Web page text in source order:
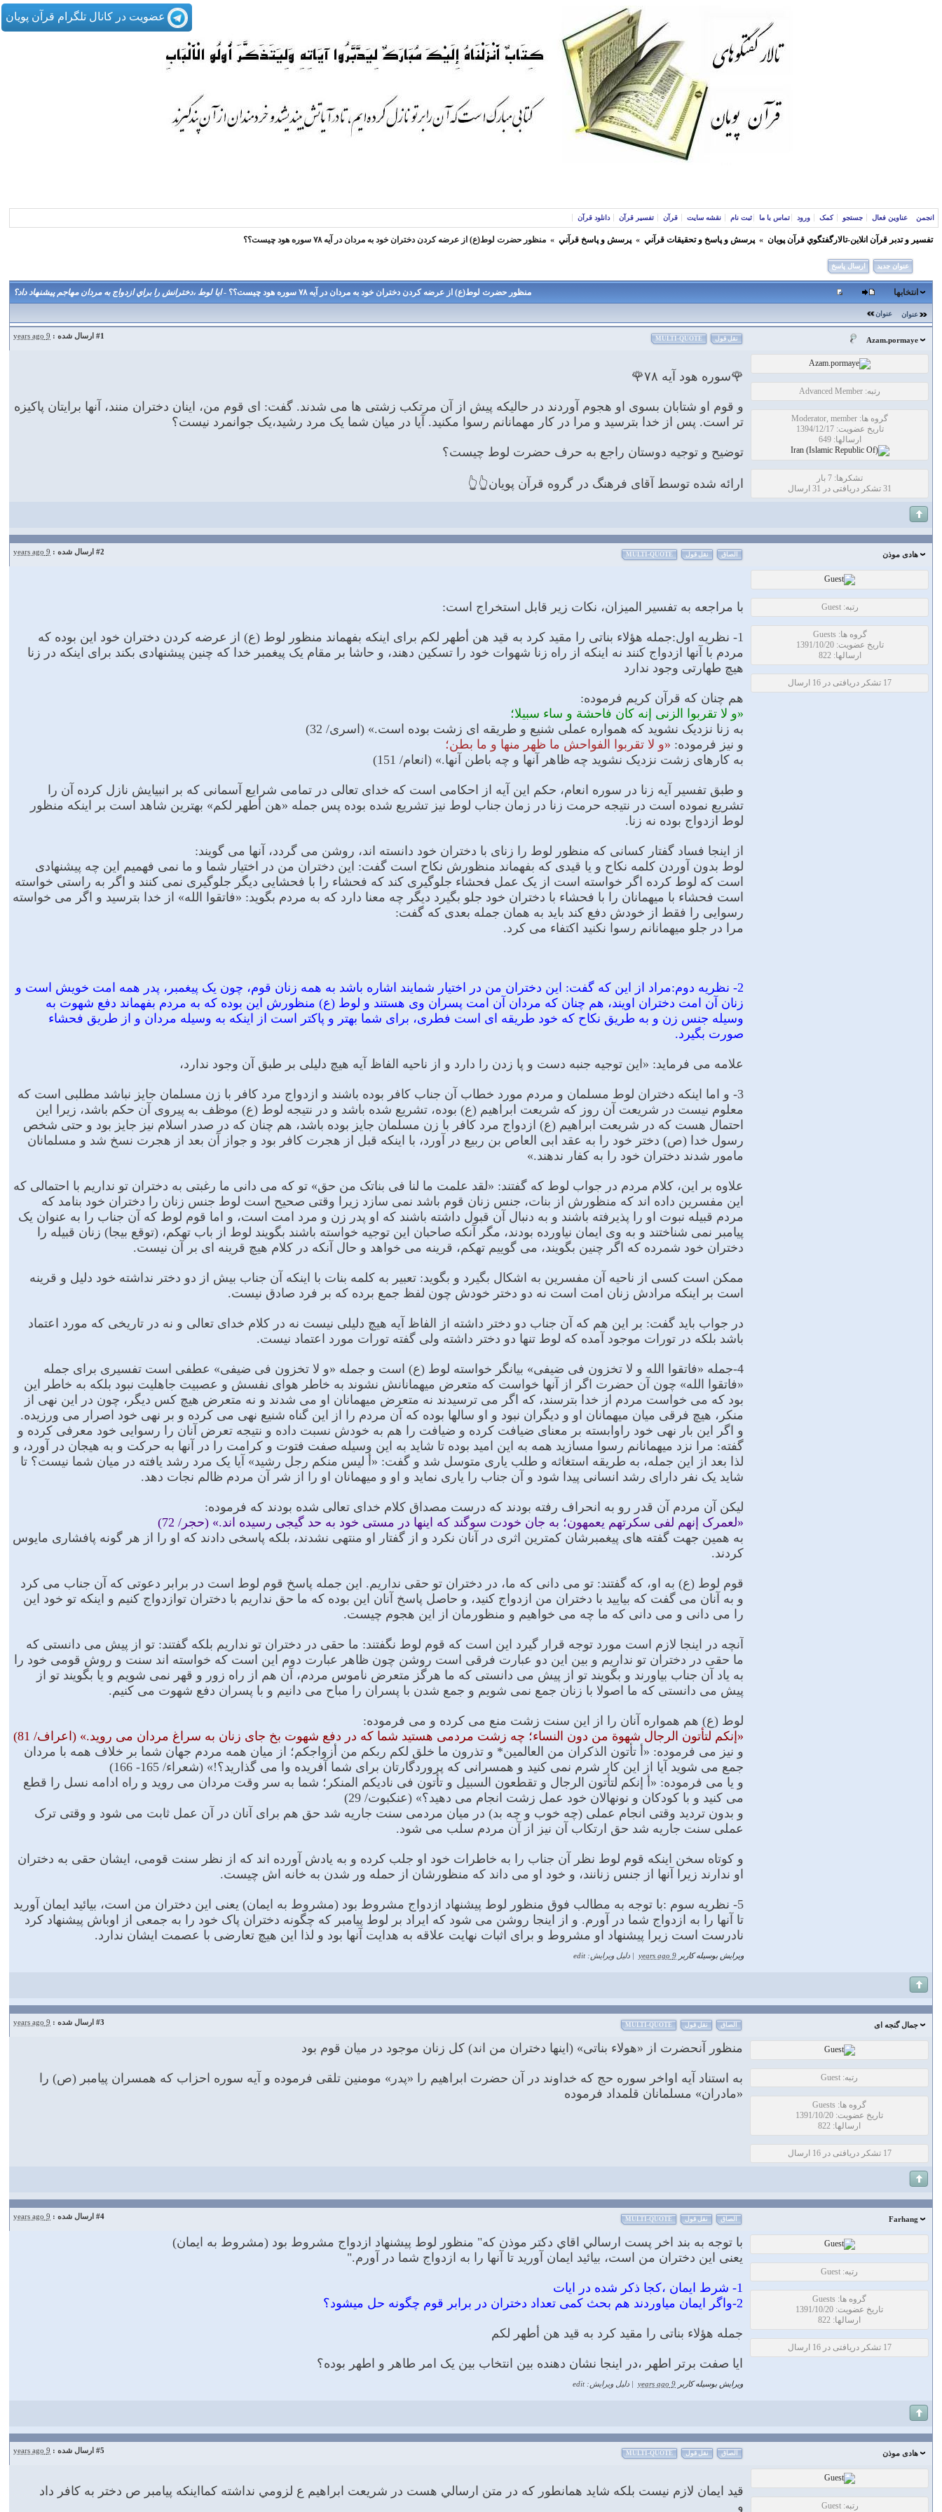
عضویت در کانال تلگرام قرآن پویان
انجمن عناوین فعال جستجو کمک ورود تماس با ما ثبت نام نقشه سایت قرآن تفسیر قرآن دانلود قرآن
تفسير و‌ تدبر قرآن انلاين-تالارگفتگوي قرآن پویان » پرسش و پاسخ و تحقيقات قرآني » پرسش و پاسخ قرآني » منظور حضرت لوط(ع) از عرضه کردن دختران خود به مردان در آیه ۷۸ سوره هود چیست؟؟
عنوان جدید ارسال پاسخ
منظور حضرت لوط(ع) از عرضه کردن دختران خود به مردان در آیه ۷۸ سوره هود چیست؟؟ - ايا لوط ،دخترانش را براي ازدواج به مردان مهاجم پيشنهاد داد؟ انتخابها
عنوان عنوان
Azam.pormaye
#1 ارسال شده : 9 years ago نقل قول MULTI-QUOTE
رتبه: Advanced Member
گروه ها: Moderator, member
تاریخ عضویت: 1394/12/17
ارسالها: 649
تشکرها: 7 بار
31 تشکر دریافتی در 31 ارسال
🌹سوره هود آیه ۷۸🌹
و قوم او شتابان بسوی او هجوم آوردند در حالیکه پیش از آن مرتکب زشتی ها می شدند. گفت: ای قوم من، اینان دختران منند، آنها برایتان پاکیزه
تر است. پس از خدا بترسید و مرا در کار مهمانانم رسوا مکنید. آیا در میان شما یک مرد رشید،یک جوانمرد نیست؟
توضیح و توجیه دوستان راجع به حرف حضرت لوط چیست؟
ارائه شده توسط آقای فرهنگ در گروه قرآن پویان👆👆
هادی موذن #2 ارسال شده : 9 years ago الصاق نقل قول MULTI-QUOTE
رتبه: Guest
گروه ها: Guests
تاریخ عضویت: 1391/10/20
ارسالها: 822
17 تشکر دریافتی در 16 ارسال
با مراجعه به تفسير الميزان، نكات زير قابل استخراج است:
1- نظريه اول:جمله هؤلاء بناتی را مقید کرد به قید هن أطهر لکم براى اینکه بفهماند منظور لوط (ع) از عرضه کردن دختران خود این بوده که
مردم با آنها ازدواج کنند نه اینکه از راه زنا شهوات خود را تسکین دهند، و حاشا بر مقام یک پیغمبر خدا که چنین پیشنهادى بکند براى اینکه در زنا
هیچ طهارتى وجود ندارد
هم چنان که قرآن کریم فرموده:
«و لا تقربوا الزنى إنه کان فاحشة و ساء سبیلا؛
به زنا نزدیک نشوید که همواره عملى شنیع و طریقه اى زشت بوده است.» (اسرى/ 32)
و نیز فرموده: «و لا تقربوا الفواحش ما ظهر منها و ما بطن؛
به کارهاى زشت نزدیک نشوید چه ظاهر آنها و چه باطن آنها.» (انعام/ 151)
و طبق تفسیر آیه زنا در سوره انعام، حکم این آیه از احکامى است که خداى تعالى در تمامى شرایع آسمانى که بر انبیایش نازل کرده آن را
تشریع نموده است در نتیجه حرمت زنا در زمان جناب لوط نیز تشریع شده بوده پس جمله «هن أطهر لکم» بهترین شاهد است بر اینکه منظور
لوط ازدواج بوده نه زنا.
از اینجا فساد گفتار کسانی که منظور لوط را زناى با دختران خود دانسته اند، روشن مى گردد، آنها می گویند:
لوط بدون آوردن کلمه نکاح و یا قیدى که بفهماند منظورش نکاح است گفت: این دختران من در اختیار شما و ما نمى فهمیم این چه پیشنهادى
است که لوط کرده اگر خواسته است از یک عمل فحشاء جلوگیرى کند که فحشاء را با فحشایى دیگر جلوگیرى نمى کنند و اگر به راستى خواسته
است فحشاء با میهمانان را با فحشاء با دختران خود جلو بگیرد دیگر چه معنا دارد که به مردم بگوید: «فاتقوا الله» از خدا بترسید و اگر مى خواسته
رسوایى را فقط از خودش دفع کند باید به همان جمله بعدى که گفت:
مرا در جلو میهمانانم رسوا نکنید اکتفاء مى کرد.
2- نظريه دوم:مراد از این که گفت: این دختران من در اختیار شمایند اشاره باشد به همه زنان قوم، چون یک پیغمبر، پدر همه امت خویش است و
زنان آن امت دختران اویند، هم چنان که مردان آن امت پسران وى هستند و لوط (ع) منظورش این بوده که به مردم بفهماند دفع شهوت به
وسیله جنس زن و به طریق نکاح که خود طریقه اى است فطرى، براى شما بهتر و پاکتر است از اینکه به وسیله مردان و از طریق فحشاء
صورت بگیرد.
علامه می فرماید: «این توجیه جنبه دست و پا زدن را دارد و از ناحیه الفاظ آیه هیچ دلیلى بر طبق آن وجود ندارد،
3- و اما اینکه دختران لوط مسلمان و مردم مورد خطاب آن جناب کافر بوده باشند و ازدواج مرد کافر با زن مسلمان جایز نباشد مطلبى است که
معلوم نیست در شریعت آن روز که شریعت ابراهیم (ع) بوده، تشریع شده باشد و در نتیجه لوط (ع) موظف به پیروى آن حکم باشد، زیرا این
احتمال هست که در شریعت ابراهیم (ع) ازدواج مرد کافر با زن مسلمان جایز بوده باشد، هم چنان که در صدر اسلام نیز جایز بود و حتى شخص
رسول خدا (ص) دختر خود را به عقد ابى العاص بن ربیع در آورد، با اینکه قبل از هجرت کافر بود و جواز آن بعد از هجرت نسخ شد و مسلمانان
مامور شدند دختران خود را به کفار ندهند.»
علاوه بر این، کلام مردم در جواب لوط که گفتند: «لقد علمت ما لنا فی بناتک من حق» تو که مى دانى ما رغبتى به دختران تو نداریم با احتمالى که
این مفسرین داده اند که منظورش از بنات، جنس زنان قوم باشد نمى سازد زیرا وقتى صحیح است لوط جنس زنان را دختران خود بنامد که
مردم قبیله نبوت او را پذیرفته باشند و به دنبال آن قبول داشته باشند که او پدر زن و مرد امت است، و اما قوم لوط که آن جناب را به عنوان یک
پیامبر نمى شناختند و به وى ایمان نیاورده بودند، مگر آنکه صاحبان این توجیه خواسته باشند بگویند لوط از باب تهکم، (توقع بیجا) زنان قبیله را
دختران خود شمرده که اگر چنین بگویند، مى گوییم تهکم، قرینه مى خواهد و حال آنکه در کلام هیچ قرینه اى بر آن نیست.
ممکن است کسى از ناحیه آن مفسرین به اشکال بگیرد و بگوید: تعبیر به کلمه بنات با اینکه آن جناب بیش از دو دختر نداشته خود دلیل و قرینه
است بر اینکه مرادش زنان امت است نه دو دختر خودش چون لفظ جمع برده که بر فرد صادق نیست.
در جواب باید گفت: بر این هم که آن جناب دو دختر داشته از الفاظ آیه هیچ دلیلى نیست نه در کلام خداى تعالى و نه در تاریخى که مورد اعتماد
باشد بلکه در تورات موجود آمده که لوط تنها دو دختر داشته ولى گفته تورات مورد اعتماد نیست.
4-جمله «فاتقوا الله و لا تخزون فی ضیفی» بیانگر خواسته لوط (ع) است و جمله «و لا تخزون فی ضیفی» عطفى است تفسیرى براى جمله
«فاتقوا الله» چون آن حضرت اگر از آنها خواست که متعرض میهمانانش نشوند به خاطر هواى نفسش و عصبیت جاهلیت نبود بلکه به خاطر این
بود که مى خواست مردم از خدا بترسند، که اگر مى ترسیدند نه متعرض میهمانان او مى شدند و نه متعرض هیچ کس دیگر، چون در این نهى از
منکر، هیچ فرقى میان میهمانان او و دیگران نبود و او سالها بوده که آن مردم را از این گناه شنیع نهى مى کرده و بر نهى خود اصرار مى ورزیده.
و اگر این بار نهى خود راوابسته بر معناى ضیافت کرده و ضیافت را هم به خودش نسبت داده و نتیجه تعرض آنان را رسوایى خود معرفى کرده و
گفته: مرا نزد میهمانانم رسوا مسازید همه به این امید بوده تا شاید به این وسیله صفت فتوت و کرامت را در آنها به حرکت و به هیجان در آورد، و
لذا بعد از این جمله، به طریقه استغاثه و طلب یارى متوسل شد و گفت: «أ لیس منکم رجل رشید» آیا یک مرد رشد یافته در میان شما نیست؟ تا
شاید یک نفر داراى رشد انسانى پیدا شود و آن جناب را یارى نماید و او و میهمانان او را از شر آن مردم ظالم نجات دهد.
لیکن آن مردم آن قدر رو به انحراف رفته بودند که درست مصداق کلام خداى تعالى شده بودند که فرموده:
«لعمرک إنهم لفی سکرتهم یعمهون؛ به جان خودت سوگند که اینها در مستى خود به حد گیجى رسیده اند.» (حجر/ 72)
به همین جهت گفته هاى پیغمبرشان کمترین اثرى در آنان نکرد و از گفتار او منتهى نشدند، بلکه پاسخى دادند که او را از هر گونه پافشارى مایوس
کردند.
قوم لوط (ع) به او، که گفتند: تو مى دانى که ما، در دختران تو حقى نداریم. این جمله پاسخ قوم لوط است در برابر دعوتى که آن جناب مى کرد
و به آنان مى گفت که بیایید با دختران من ازدواج کنید، و حاصل پاسخ آنان این بوده که ما حق نداریم با دختران توازدواج کنیم و اینکه تو خود این
را مى دانى و مى دانى که ما چه مى خواهیم و منظورمان از این هجوم چیست.
آنچه در اینجا لازم است مورد توجه قرار گیرد این است که قوم لوط نگفتند: ما حقى در دختران تو نداریم بلکه گفتند: تو از پیش مى دانستى که
ما حقى در دختران تو نداریم و بین این دو عبارت فرقى است روشن چون ظاهر عبارت دوم این است که خواسته اند سنت و روش قومى خود را
به یاد آن جناب بیاورند و بگویند تو از پیش مى دانستى که ما هرگز متعرض ناموس مردم، آن هم از راه زور و قهر نمى شویم و یا بگویند تو از
پیش مى دانستى که ما اصولا با زنان جمع نمى شویم و جمع شدن با پسران را مباح مى دانیم و با پسران دفع شهوت مى کنیم.
لوط (ع) هم همواره آنان را از این سنت زشت منع مى کرده و مى فرموده:
«إنکم لتأتون الرجال شهوة من دون النساء؛ چه زشت مردمى هستید شما که در دفع شهوت بخ جاى زنان به سراغ مردان مى روید.» (اعراف/ 81)
و نیز مى فرموده: «أ تأتون الذکران من العالمین* و تذرون ما خلق لکم ربکم من أزواجکم؛ از میان همه مردم جهان شما بر خلاف همه با مردان
جمع مى شوید آیا از این کار شرم نمى کنید و همسرانى که پروردگارتان براى شما آفریده وا مى گذارید؟!» (شعراء/ 165- 166)
و یا مى فرموده: «أ إنکم لتأتون الرجال و تقطعون السبیل و تأتون فی نادیکم المنکر؛ شما به سر وقت مردان مى روید و راه ادامه نسل را قطع
مى کنید و با کودکان و نونهالان خود عمل زشت انجام مى دهید؟» (عنکبوت/ 29)
و بدون تردید وقتى انجام عملى (چه خوب و چه بد) در میان مردمى سنت جاریه شد حق هم براى آنان در آن عمل ثابت مى شود و وقتى ترک
عملى سنت جاریه شد حق ارتکاب آن نیز از آن مردم سلب مى شود.
و کوتاه سخن اینکه قوم لوط نظر آن جناب را به خاطرات خود او جلب کرده و به یادش آورده اند که از نظر سنت قومى، ایشان حقى به دختران
او ندارند زیرا آنها از جنس زنانند، و خود او مى داند که منظورشان از حمله ور شدن به خانه اش چیست.
5- نظريه سوم :با توجه به مطالب فوق منظور لوط پیشنهاد ازدواج مشروط بود (مشروط به ایمان) یعنى این دختران من است، بیائید ایمان آورید
تا آنها را به ازدواج شما در آورم. و از اینجا روشن مى شود که ایراد بر لوط پیامبر که چگونه دختران پاک خود را به جمعى از اوباش پیشنهاد کرد
نادرست است زیرا پیشنهاد او مشروط و براى اثبات نهایت علاقه به هدایت آنها بود و لذا این هیچ تعارضی با عصمت ایشان ندارد.
ویرایش بوسیله کاربر 9 years ago دلیل ویرایش: edit
جمال گنجه ای #3 ارسال شده : 9 years ago الصاق نقل قول MULTI-QUOTE
رتبه: Guest
گروه ها: Guests
تاریخ عضویت: 1391/10/20
ارسالها: 822
17 تشکر دریافتی در 16 ارسال
منظور آنحضرت از «هولاء بناتی» (اینها دختران من اند) کل زنان موجود در میان قوم بود
به استناد آیه اواخر سوره حج که خداوند در آن حضرت ابراهیم را «پدر» مومنین تلقی فرموده و آیه سوره احزاب که همسران پیامبر (ص) را
«مادران» مسلمانان قلمداد فرموده
Farhang
#4 ارسال شده : 9 years ago الصاق نقل قول MULTI-QUOTE
رتبه: Guest
گروه ها: Guests
تاریخ عضویت: 1391/10/20
ارسالها: 822
17 تشکر دریافتی در 16 ارسال
با توجه به بند اخر پست ارسالي اقاي دكتر موذن كه" منظور لوط پیشنهاد ازدواج مشروط بود (مشروط به ایمان)
یعنى این دختران من است، بیائید ایمان آورید تا آنها را به ازدواج شما در آورم."
1- شرط ایمان ،کجا ذکر شده در ایات
2-واگر ایمان میاوردند هم بحث کمی تعداد دختران در برابر قوم چگونه حل میشود؟
جمله هؤلاء بناتی را مقید کرد به قید هن أطهر لکم
ایا صفت برتر اطهر ،در اینجا نشان دهنده بین انتخاب بین یک امر طاهر و اطهر بوده؟
ویرایش بوسیله کاربر 9 years ago دلیل ویرایش: edit
هادی موذن #5 ارسال شده : 9 years ago الصاق نقل قول MULTI-QUOTE
رتبه: Guest
قيد ايمان لازم نيست بلكه شايد همانطور كه در متن ارسالي هست در شريعت ابراهيم ع لزومي نداشته كمااينكه پيامبر ص دختر به كافر داد
و